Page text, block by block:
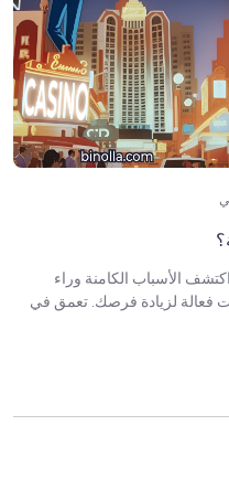
الأسباب الكامنة وراء
فعالة لزيادة فرصك. تعمق في